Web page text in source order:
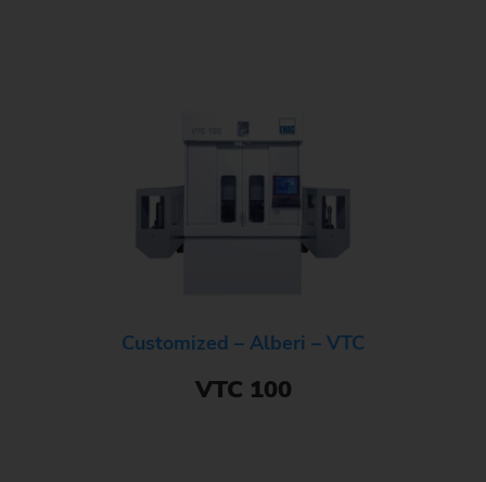
Customized – Alberi – VTC
VTC 100